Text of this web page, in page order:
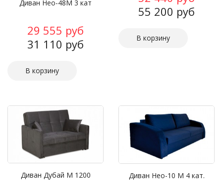
Диван Нео-48М 3 кат
29 555 руб
31 110 руб
55 200 руб
Диван Дубай М 1200 Диван Нео-10 М 4 кат.